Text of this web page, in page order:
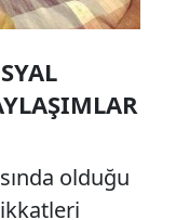
olduğu